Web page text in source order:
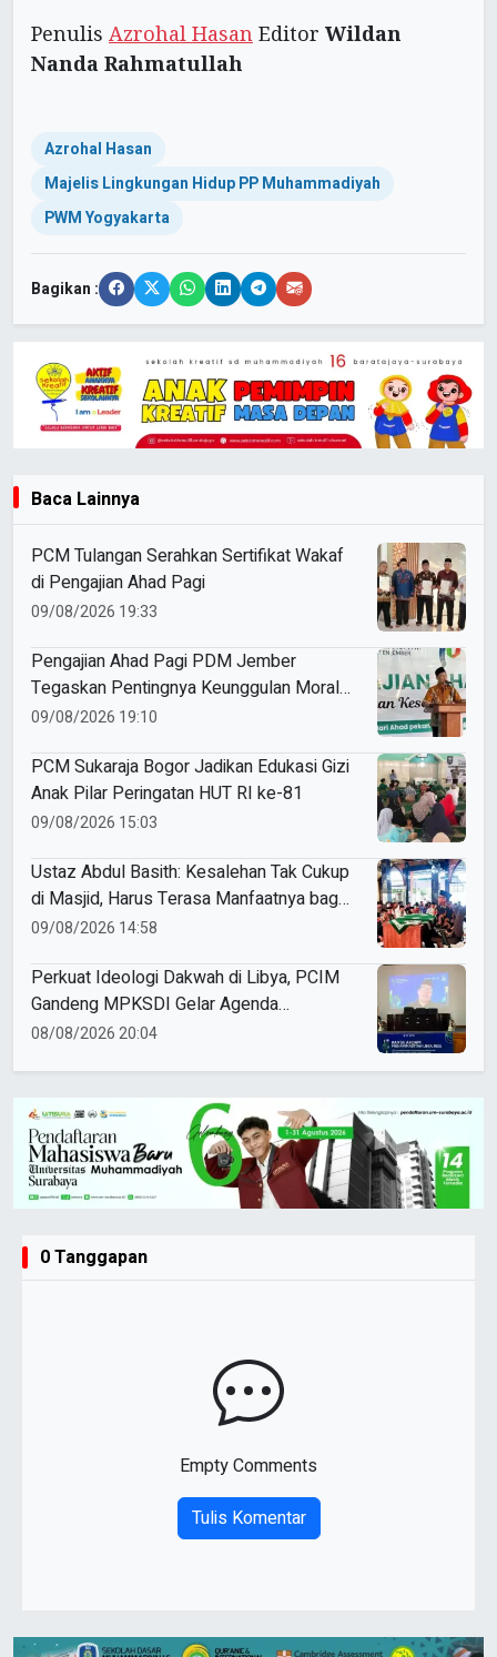
Penulis Azrohal Hasan Editor Wildan
Nanda Rahmatullah
Azrohal Hasan
Majelis Lingkungan Hidup PP Muhammadiyah
PWM Yogyakarta
Bagikan :
Baca Lainnya
PCM Tulangan Serahkan Sertifikat Wakaf
di Pengajian Ahad Pagi
09/08/2026 19:33
Pengajian Ahad Pagi PDM Jember
Tegaskan Pentingnya Keunggulan Moral,
Akidah, dan Kemandirian Ekonomi
09/08/2026 19:10
PCM Sukaraja Bogor Jadikan Edukasi Gizi
Anak Pilar Peringatan HUT RI ke-81
09/08/2026 15:03
Ustaz Abdul Basith: Kesalehan Tak Cukup
di Masjid, Harus Terasa Manfaatnya bagi
Sesama
09/08/2026 14:58
Perkuat Ideologi Dakwah di Libya, PCIM
Gandeng MPKSDI Gelar Agenda
Perkaderan Baitul Arqom Perdana
08/08/2026 20:04
0 Tanggapan
Empty Comments
Tulis Komentar